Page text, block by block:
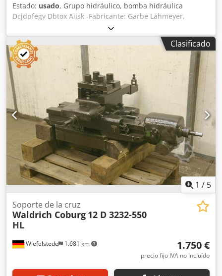
Estado: usado, Grupo hidráulico, bomba hidráulica
Dcjdpfegy Dbtox Aiisk -Fabricante: Garbe Lahmeyer,
bomba procedente de una taladradora radial Kolb NKR 55
-Modelo: AV15/15 P -Potencia: 0,6 kW / 1390 rpm -
Dimensiones: 420/280/180 mm -Peso: 24 kg
Clasificado
1 / 5
Wiefelstede 1.681 km
Soporte de la cruz
Waldrich Coburg 12 D 3232-550
HL
1.750 €
precio fijo IVA no incluído